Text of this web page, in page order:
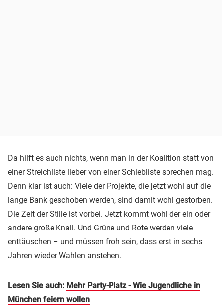
Da hilft es auch nichts, wenn man in der Koalition statt von
einer Streichliste lieber von einer Schiebliste sprechen mag.
Denn klar ist auch: Viele der Projekte, die jetzt wohl auf die
lange Bank geschoben werden, sind damit wohl gestorben.
Die Zeit der Stille ist vorbei. Jetzt kommt wohl der ein oder
andere große Knall. Und Grüne und Rote werden viele
enttäuschen – und müssen froh sein, dass erst in sechs
Jahren wieder Wahlen anstehen.
Lesen Sie auch: Mehr Party-Platz - Wie Jugendliche in
München feiern wollen